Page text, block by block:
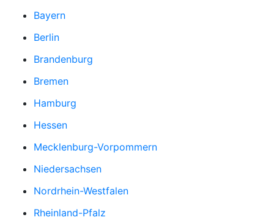
Bayern
Berlin
Brandenburg
Bremen
Hamburg
Hessen
Mecklenburg-Vorpommern
Niedersachsen
Nordrhein-Westfalen
Rheinland-Pfalz